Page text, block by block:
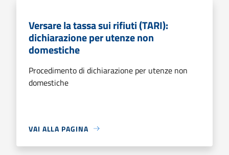
Versare la tassa sui rifiuti (TARI):
dichiarazione per utenze non
domestiche
Procedimento di dichiarazione per utenze non
domestiche
VAI ALLA PAGINA